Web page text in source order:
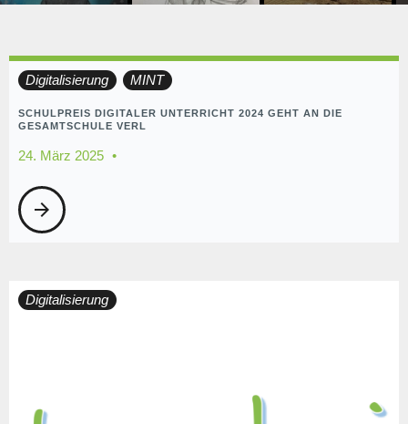
Kategorie:
Digitalisierung
Digitalisierung MINT
SCHULPREIS DIGITALER UNTERRICHT 2024 GEHT AN DIE
GESAMTSCHULE VERL
24. März 2025
arrow_forward
Digitalisierung